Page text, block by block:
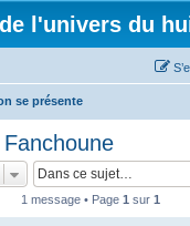
l'univers du
se présente
1 message • Page 1 sur 1